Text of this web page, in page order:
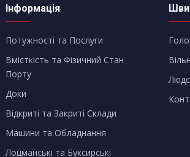
Інформація
Потужності та Послуги
Вмісткість та Фізичний Стан
Порту
Доки
Відкриті та Закриті Склади
Машини та Обладнання
Лоцманські та Буксирські